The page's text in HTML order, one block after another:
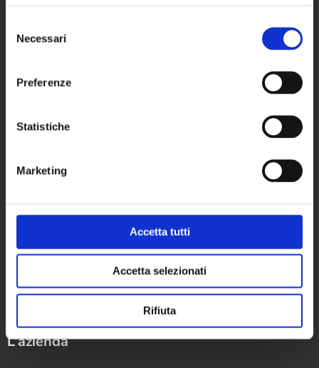
delNecessari
Preferenze
Statistiche
Marketing
Accetta tutti
Accetta selezionati
Rifiuta
Prove e testing
L’azienda